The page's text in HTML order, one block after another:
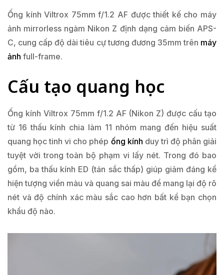
Ống kính Viltrox 75mm f/1.2 AF được thiết kế cho máy
ảnh mirrorless ngàm Nikon Z định dạng cảm biến APS-
C, cung cấp độ dài tiêu cự tương đương 35mm trên máy
ảnh full-frame.
Cấu tạo quang học
Ống kính Viltrox 75mm f/1.2 AF (Nikon Z) được cấu tạo
từ 16 thấu kính chia làm 11 nhóm mang đến hiệu suất
quang học tinh vi cho phép ống kính duy trì độ phân giải
tuyệt vời trong toàn bộ phạm vi lấy nét. Trong đó bao
gồm, ba thấu kính ED (tán sắc thấp) giúp giảm đáng kể
hiện tượng viền màu và quang sai màu để mang lại độ rõ
nét và độ chính xác màu sắc cao hơn bất kể bạn chọn
khẩu độ nào.